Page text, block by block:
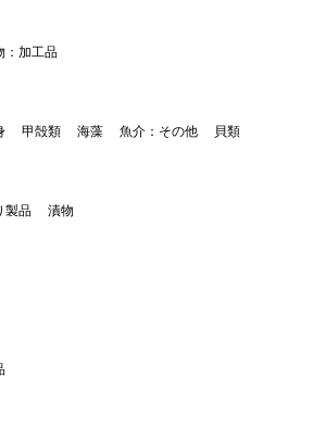
：加工品
甲殻類 海藻 魚介：その他 貝類
製品 漬物